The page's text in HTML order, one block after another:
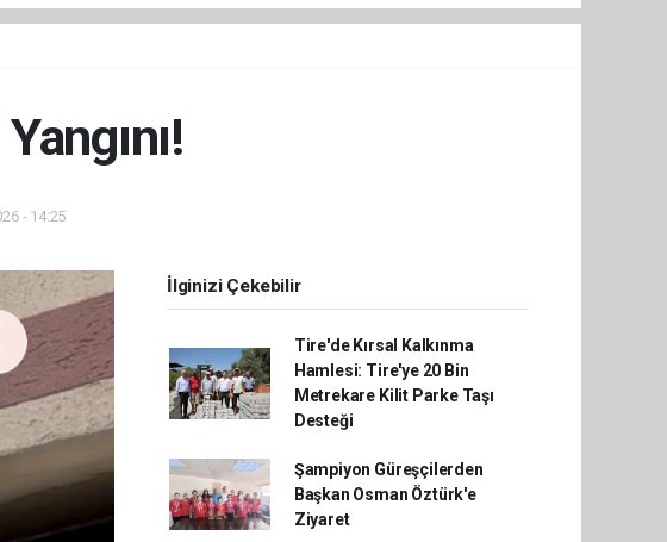
- 14:25
İlginizi Çekebilir
Tire'de Kırsal Kalkınma
Hamlesi: Tire'ye 20 Bin
Metrekare Kilit Parke Taşı
Desteği
Şampiyon Güreşçilerden
Başkan Osman Öztürk'e
Ziyaret